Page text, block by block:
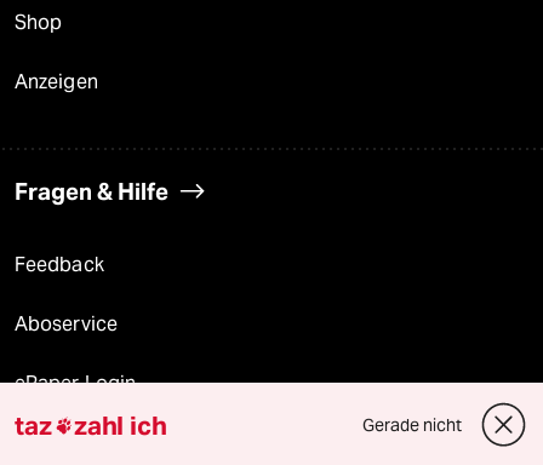
Shop
Anzeigen
Fragen & Hilfe
Feedback
Aboservice
ePaper Login
Downloads für Abonnierende
taz zahl ich Gerade nicht